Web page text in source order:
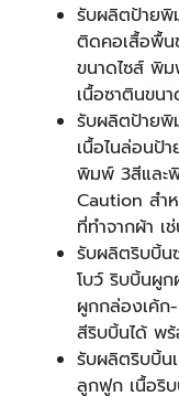
รับผลิตป้ายพิ
ติดคอเสื้อพื้น
ขนาดไซส์ พิ
เนื้อซาตินขน
รับผลิตป้าย
เนื้อไนล่อนป้
พิมพ์ 3สีแล
Caution สำ
ที่ทำจากผ้า
รับผลิตริบบิ้น
โบว์ ริบบิ้นผู
ผูกกล่องเค้ก
สีริบบิ้นได้ พ
รับผลิตริบบิ้น
ลูกฟูก เนื้อริบ